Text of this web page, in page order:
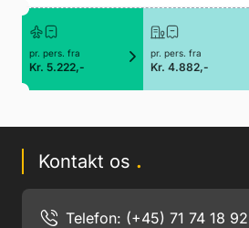
pr. pers. fra
Kr. 5.222,-
pr. pers. fra
Kr. 4.882,-
Kontakt os .
Telefon: (+45) 71 74 18 92